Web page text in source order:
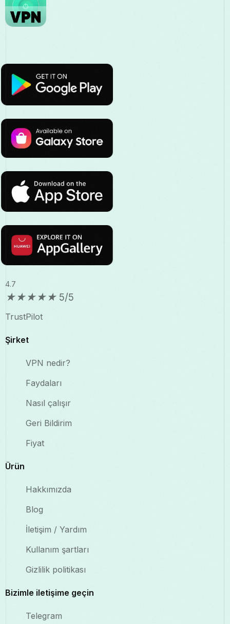
4.7
★★★★★ 5/5
TrustPilot
Şirket
VPN nedir?
Faydaları
Nasıl çalışır
Geri Bildirim
Fiyat
Ürün
Hakkımızda
Blog
İletişim / Yardım
Kullanım şartları
Gizlilik politikası
Bizimle iletişime geçin
Telegram